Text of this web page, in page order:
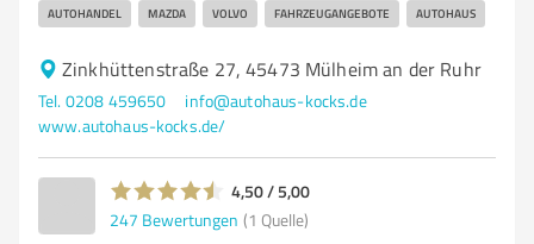
AUTOHANDEL MAZDA VOLVO FAHRZEUGANGEBOTE AUTOHAUS
Zinkhüttenstraße 27, 45473 Mülheim an der Ruhr
Tel. 0208 459650
info@autohaus-kocks.de
www.autohaus-kocks.de/
4,50 / 5,00
247 Bewertungen (1 Quelle)